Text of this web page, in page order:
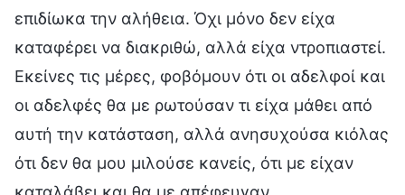
επιδίωκα την αλήθεια. Όχι μόνο δεν είχα
καταφέρει να διακριθώ, αλλά είχα ντροπιαστεί.
Εκείνες τις μέρες, φοβόμουν ότι οι αδελφοί και
οι αδελφές θα με ρωτούσαν τι είχα μάθει από
αυτή την κατάσταση, αλλά ανησυχούσα κιόλας
ότι δεν θα μου μιλούσε κανείς, ότι με είχαν